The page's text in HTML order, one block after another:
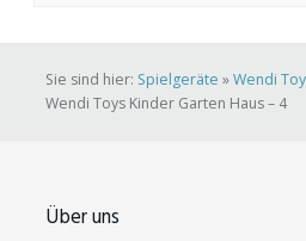
Sie sind hier: Spielgeräte »Wendi
Wendi Toys Kinder Garten Haus – 4
Über uns